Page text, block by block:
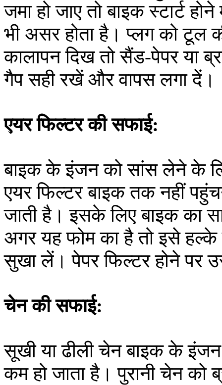
जमा हो जाए तो बाइक स्टार्ट
भी असर होता है। प्लग को टूल
कालापन दिख तो सैंड-पेपर या
गैप सही रखें और वापस लगा दें।
एयर फिल्टर की सफाई:
बाइक के इंजन को सांस लेने के
एयर फिल्टर बाइक तक नहीं
जाती है। इसके लिए बाइक का
अगर यह फोम का है तो इसे हल्के
सुखा लें। पेपर फिल्टर होने पर
चेन की सफाई:
सूखी या ढीली चेन बाइक के
कम हो जाता है। पुरानी चेन